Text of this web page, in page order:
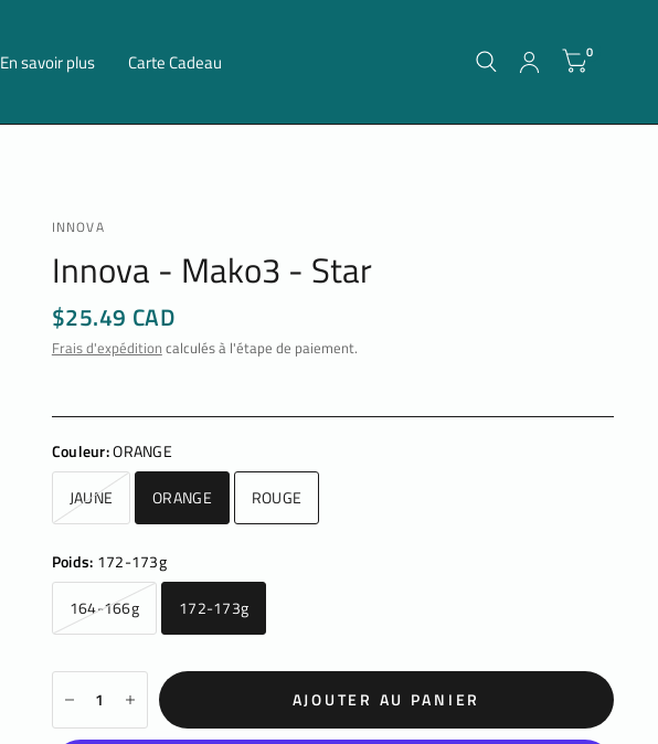
En savoir plus Carte Cadeau 0
INNOVA
Innova - Mako3 - Star
$25.49 CAD
Frais d'expédition calculés à l'étape de paiement.
Couleur:ORANGE
JAUNE ORANGE ROUGE
Poids: 172-173g
164-166g 172-173g
AJOUTER AU PANIER